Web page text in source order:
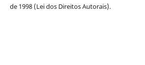
de 1998 (Lei dos Direitos Autorais).